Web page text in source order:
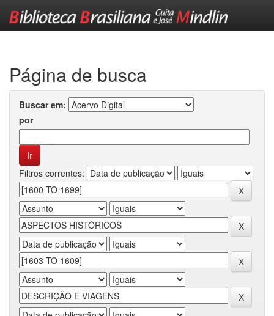
Página de busca
Buscar em:
por
Filtros correntes: